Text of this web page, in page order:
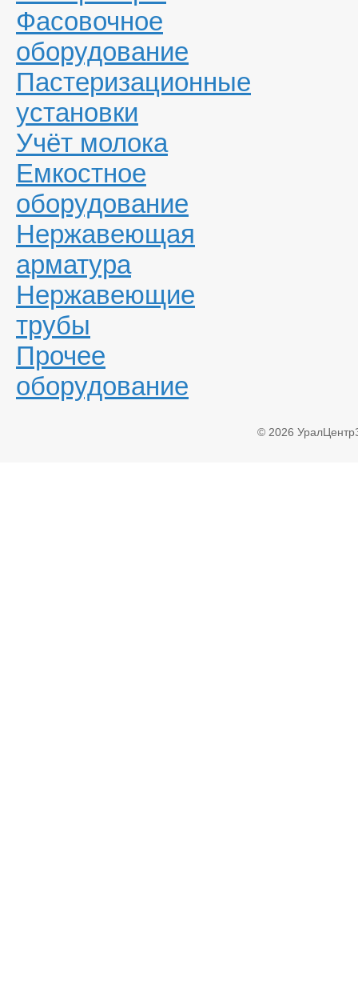
Фасовочное
оборудование
Пастеризационные
установки
Учёт молока
Емкостное
оборудование
Нержавеющая
арматура
Нержавеющие
трубы
Прочее
оборудование
© 2026